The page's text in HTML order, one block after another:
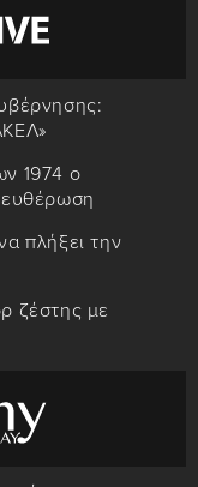
1974 ο
πλήξει την
ζέστης με